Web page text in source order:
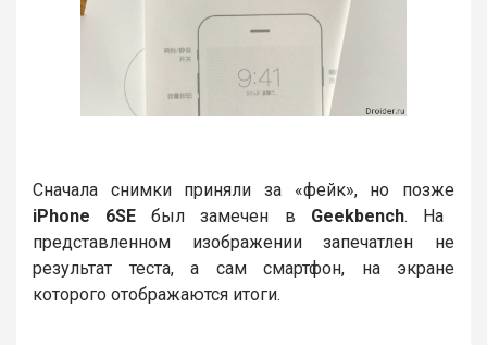
Сначала снимки приняли за «фейк», но позже
iPhone 6SE был замечен в Geekbench. На
представленном изображении запечатлен не
результат теста, а сам смартфон, на экране
которого отображаются итоги.